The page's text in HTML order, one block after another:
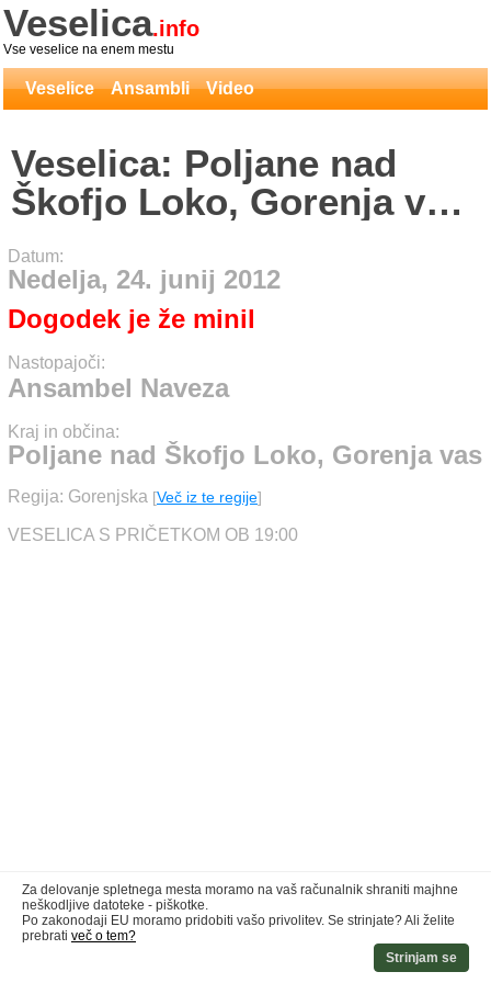
Veselica.info
Vse veselice na enem mestu
Veselice Ansambli Video
Veselica: Poljane nad
Škofjo Loko, Gorenja vas
- Ansambel Naveza
Datum:
Nedelja, 24. junij 2012
Dogodek je že minil
Nastopajoči:
Ansambel Naveza
Kraj in občina:
Poljane nad Škofjo Loko, Gorenja vas
Regija: Gorenjska [Več iz te regije]
VESELICA S PRIČETKOM OB 19:00
Za delovanje spletnega mesta moramo na vaš računalnik shraniti majhne
neškodljive datoteke - piškotke.
Po zakonodaji EU moramo pridobiti vašo privolitev. Se strinjate? Ali želite
prebrati več o tem?
Strinjam se